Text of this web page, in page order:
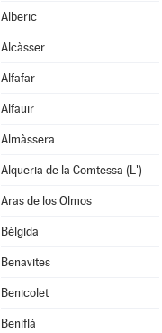
Alberic
Alcàsser
Alfafar
Alfauir
Almàssera
Alqueria de la Comtessa (L')
Aras de los Olmos
Bèlgida
Benavites
Benicolet
Beniflá